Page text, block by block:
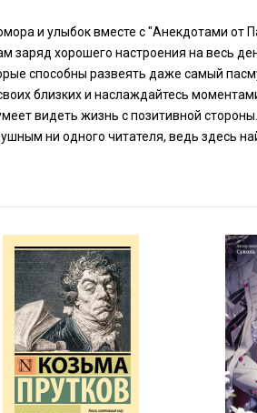
и улыбок вместе с "Анекдотами от
заряд хорошего настроения на весь
способны развеять даже самый
близких и наслаждайтесь
видеть жизнь с позитивной стороны.
ни одного читателя, ведь здесь